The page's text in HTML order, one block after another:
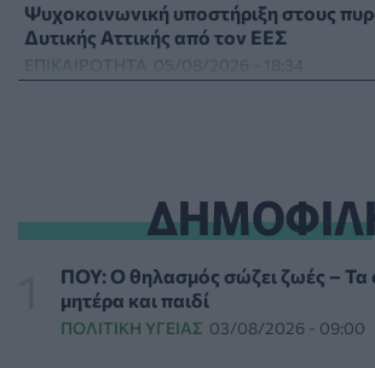
Ψυχοκοινωνική υποστήριξη στους
Δυτικής Αττικής από τον ΕΕΣ
ΕΠΙΚΑΙΡΌΤΗΤΑ 05/08/2026 - 18:34
05/08/2026 - 18:21
Χαλκιδική: Εντός ορίων τα
πρώτες μικροβιολογικές αναλύσεις
ΕΠΙΚΑΙΡΌΤΗΤΑ 05/08/2026 - 17:39
ΠΟΥ: Ο θηλασμός σώζει ζωές – Τα
μητέρα και παιδί
ΠΟΛΙΤΙΚΉ ΥΓΕΊΑΣ 03/08/2026 - 09:00